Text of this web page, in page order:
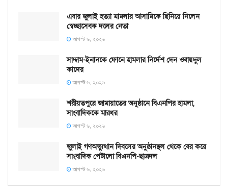
এবার জুলাই হত্যা মামলার আসামিকে ছিনিয়ে নিলেন
স্বেচ্ছাসেবক দলের নেতা
আগস্ট ৬, ২০২৬
সাদ্দাম-ইনানকে ফোনে হামলার নির্দেশ দেন ওবায়দুল
কাদের
আগস্ট ৬, ২০২৬
শরীয়তপুরে জামায়াতের অনুষ্ঠানে বিএনপির হামলা,
সাংবাদিককে মারধর
আগস্ট ৬, ২০২৬
জুলাই গণঅভ্যুত্থান দিবসের অনুষ্ঠানস্থল থেকে বের করে
সাংবাদিক পেটালো বিএনপি-ছাত্রদল
আগস্ট ৬, ২০২৬